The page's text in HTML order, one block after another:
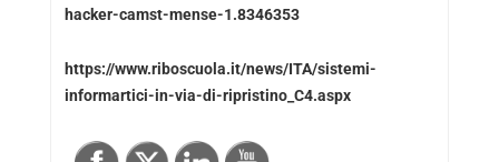
hacker-camst-mense-1.8346353
https://www.riboscuola.it/news/ITA/sistemi-
informartici-in-via-di-ripristino_C4.aspx